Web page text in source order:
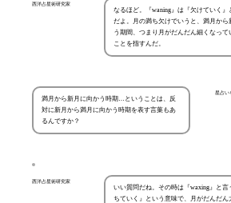
西洋占星術研究家
なるほど。『waning』は『欠けていく』
だよ。月の満ち欠けでいうと、満月から
う期間、つまり月がだんだん細くなって
ことを指すんだ。
星占い
満月から新月に向かう時期…ということは、反
対に新月から満月に向かう時期を表す言葉もあ
るんですか？
西洋占星術研究家
いい質問だね。その時は『waxing』と言
ちていく』という意味で、月がだんだん